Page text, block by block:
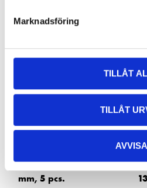
Marknadsföring
TILLÅT
TILLÅT
AVVISA
Wire Nozzle, 0,8
mm, 5 pcs.